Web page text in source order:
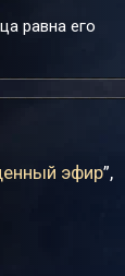
равна его
эфир”,